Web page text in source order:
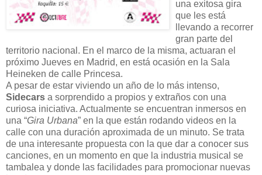
una exitosa gira
que les está
llevando a recorrer
gran parte del
territorio nacional. En el marco de la misma, actuaran el
próximo Jueves en Madrid, en está ocasión en la Sala
Heineken de calle Princesa.
A pesar de estar viviendo un año de lo más intenso,
Sidecars a sorprendido a propios y extraños con una
curiosa iniciativa. Actualmente se encuentran inmersos en
una “Gira Urbana” en la que están rodando videos en la
calle con una duración aproximada de un minuto. Se trata
de una interesante propuesta con la que dar a conocer sus
canciones, en un momento en que la industria musical se
tambalea y donde las facilidades para promocionar nuevas